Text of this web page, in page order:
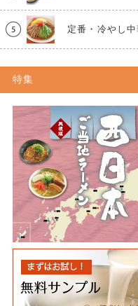
定番・冷やし中
特集